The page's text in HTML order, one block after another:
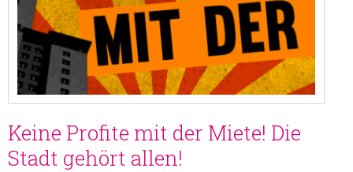
Keine Profite mit der Miete! Die
Stadt gehört allen!